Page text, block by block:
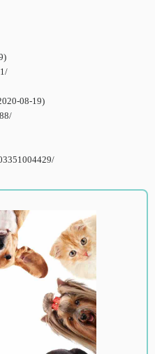
08-19)